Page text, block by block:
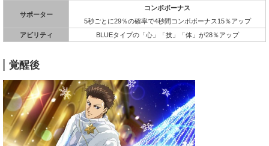
サポーター
コンボボーナス
5秒ごとに29％の確率で4秒間コンボボーナス15％アップ
アビリティ
BLUEタイプの「心」「技」「体」が28％アップ
覚醒後